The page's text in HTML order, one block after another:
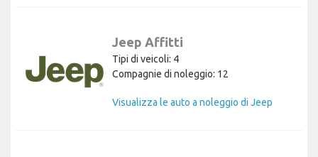
Jeep Affitti
Tipi di veicoli: 4
Compagnie di noleggio: 12
Visualizza le auto a noleggio di Jeep